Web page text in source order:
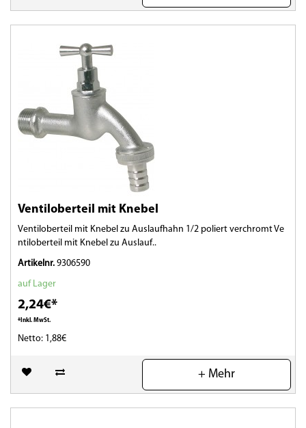
Ventiloberteil mit Knebel
Ventiloberteil mit Knebel zu Auslaufhahn 1/2 poliert verchromt Ve
ntiloberteil mit Knebel zu Auslauf..
Artikelnr. 9306590
auf Lager
2,24€*
*Inkl. MwSt.
Netto: 1,88€
(0)
+ Mehr